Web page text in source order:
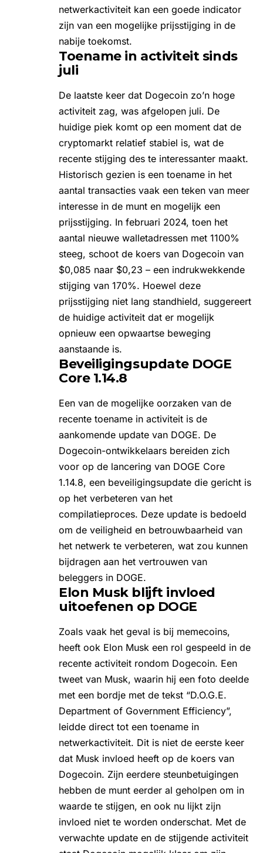
netwerkactiviteit kan een goede indicator
zijn van een mogelijke prijsstijging in de
nabije toekomst.
Toename in activiteit sinds
juli
De laatste keer dat Dogecoin zo’n hoge
activiteit zag, was afgelopen juli. De
huidige piek komt op een moment dat de
cryptomarkt relatief stabiel is, wat de
recente stijging des te interessanter maakt.
Historisch gezien is een toename in het
aantal transacties vaak een teken van meer
interesse in de munt en mogelijk een
prijsstijging. In februari 2024, toen het
aantal nieuwe walletadressen met 1100%
steeg, schoot de koers van Dogecoin van
$0,085 naar $0,23 – een indrukwekkende
stijging van 170%. Hoewel deze
prijsstijging niet lang standhield, suggereert
de huidige activiteit dat er mogelijk
opnieuw een opwaartse beweging
aanstaande is.
Beveiligingsupdate DOGE
Core 1.14.8
Een van de mogelijke oorzaken van de
recente toename in activiteit is de
aankomende update van DOGE. De
Dogecoin-ontwikkelaars bereiden zich
voor op de lancering van DOGE Core
1.14.8, een beveiligingsupdate die gericht is
op het verbeteren van het
compilatieproces. Deze update is bedoeld
om de veiligheid en betrouwbaarheid van
het netwerk te verbeteren, wat zou kunnen
bijdragen aan het vertrouwen van
beleggers in DOGE.
Elon Musk blijft invloed
uitoefenen op DOGE
Zoals vaak het geval is bij memecoins,
heeft ook Elon Musk een rol gespeeld in de
recente activiteit rondom Dogecoin. Een
tweet van Musk, waarin hij een foto deelde
met een bordje met de tekst “D.O.G.E.
Department of Government Efficiency”,
leidde direct tot een toename in
netwerkactiviteit. Dit is niet de eerste keer
dat Musk invloed heeft op de koers van
Dogecoin. Zijn eerdere steunbetuigingen
hebben de munt eerder al geholpen om in
waarde te stijgen, en ook nu lijkt zijn
invloed niet te worden onderschat. Met de
verwachte update en de stijgende activiteit